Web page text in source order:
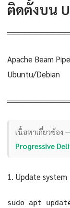
ติดตั้งบน
Apache Beam
Ubuntu/Debian
เนื้อหาเกี่ยวข้อง
Progressive
1. Update system
sudo apt